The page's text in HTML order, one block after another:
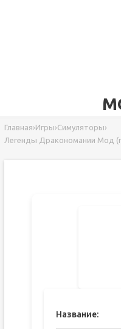
Главная›Игры›Симуляторы›
Легенды Дракономании Мод
Название: